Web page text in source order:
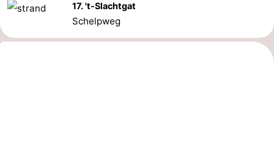
17. 't-Slachtgat
Schelpweg